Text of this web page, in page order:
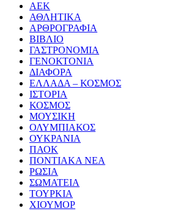
ΑΕΚ
ΑΘΛΗΤΙΚΑ
ΑΡΘΡΟΓΡΑΦΙΑ
ΒΙΒΛΙΟ
ΓΑΣΤΡΟΝΟΜΙΑ
ΓΕΝΟΚΤΟΝΙΑ
ΔΙΑΦΟΡΑ
ΕΛΛΑΔΑ – ΚΟΣΜΟΣ
ΙΣΤΟΡΙΑ
ΚΟΣΜΟΣ
ΜΟΥΣΙΚΗ
ΟΛΥΜΠΙΑΚΟΣ
ΟΥΚΡΑΝΙΑ
ΠΑΟΚ
ΠΟΝΤΙΑΚΑ ΝΕΑ
ΡΩΣΙΑ
ΣΩΜΑΤΕΙΑ
ΤΟΥΡΚΙΑ
ΧΙΟΥΜΟΡ